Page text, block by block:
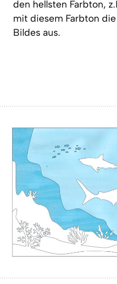
den hellsten Farbton,
mit diesem Farbton
Bildes aus.